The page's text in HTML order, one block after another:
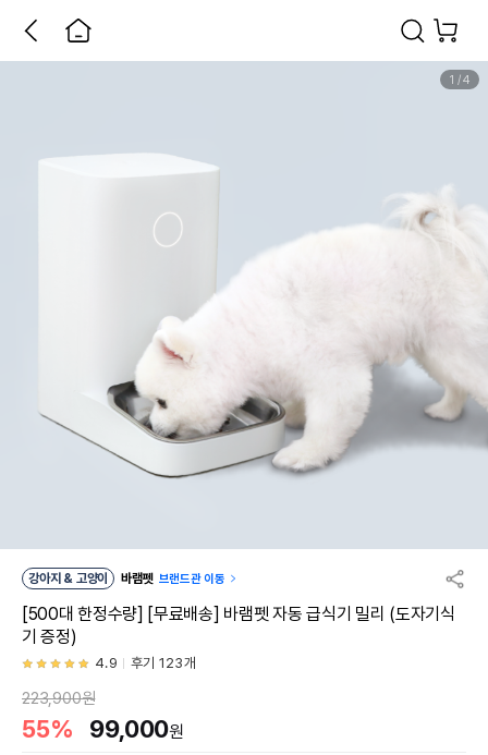
1 /4
강아지 & 고양이 바램펫 브랜드관 이동
[500대 한정수량] [무료배송] 바램펫 자동 급식기 밀리 (도자기식
기 증정)
4.9 후기 123개
223,900원
55% 99,000원